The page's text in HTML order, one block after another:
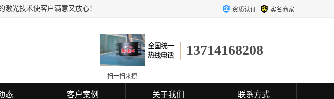
光技术使客户满意又放心！ 资质认证 实名商家
13714168208
扫一扫来撩
态 客户案例 关于我们 联系方式